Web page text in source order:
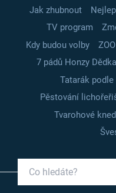
Jak zhubnout
TV program
Kdy budou volby
7 pádů Honzy Dědka
Tatarák
Pěstování
Tvarohové